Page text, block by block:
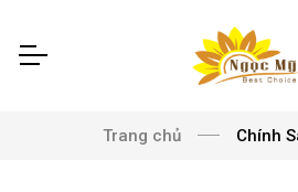
Trang chủ Chính